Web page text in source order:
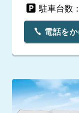
駐車台数
電話を